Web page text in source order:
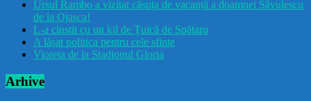
Ursul Rambo a vizitat căsuța de vacanță a doamnei Săvulescu
de la Ojasca!
L-a cinstit cu un kil de Țuică de Spătaru
A lăsat politica pentru cele sfinte
Vioreta de la Stadionul Gloria
Arhive